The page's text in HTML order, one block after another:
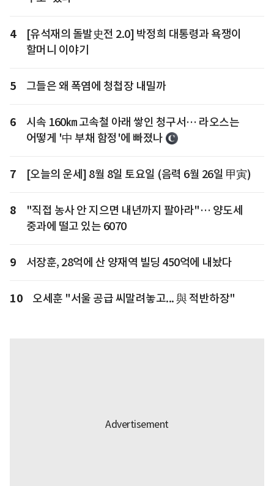
4
[유석재의 돌발史전 2.0] 박정희 대통령과 욕쟁이
할머니 이야기
5 그들은 왜 폭염에 청첩장 내밀까
6
시속 160㎞ 고속철 아래 쌓인 청구서… 라오스는
어떻게 '中 부채 함정'에 빠졌나
7 [오늘의 운세] 8월 8일 토요일 (음력 6월 26일 甲寅)
8
"직접 농사 안 지으면 내년까지 팔아라"… 양도세
중과에 떨고 있는 6070
9 서장훈, 28억에 산 양재역 빌딩 450억에 내놨다
10 오세훈 "서울 공급 씨말려놓고... 與 적반하장"